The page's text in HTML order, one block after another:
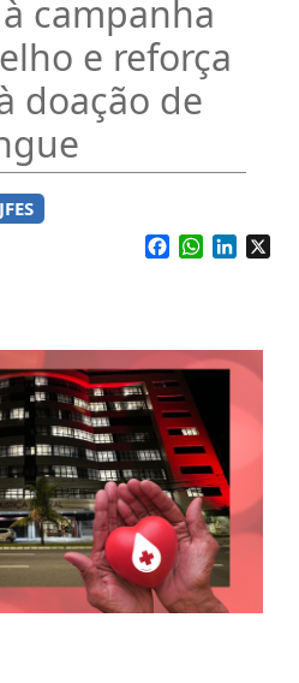
à campanha
e reforça
doação de
JFES
Facebook
WhatsApp